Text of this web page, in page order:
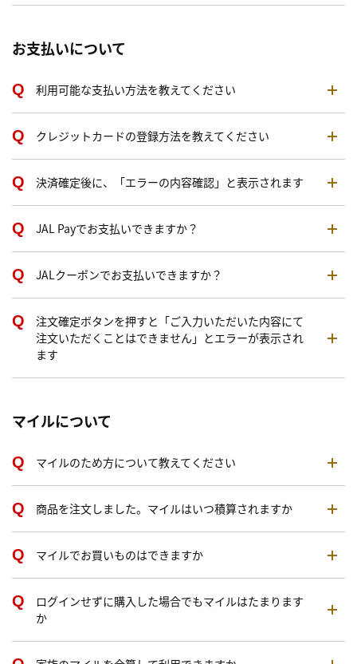
お支払いについて
利用可能な支払い方法を教えてください
クレジットカードの登録方法を教えてください
決済確定後に、「エラーの内容確認」と表示されます
JAL Payでお支払いできますか？
JALクーポンでお支払いできますか？
注文確定ボタンを押すと「ご入力いただいた内容にて
注文いただくことはできません」とエラーが表示され
ます
マイルについて
マイルのため方について教えてください
商品を注文しました。マイルはいつ積算されますか
マイルでお買いものはできますか
ログインせずに購入した場合でもマイルはたまります
か